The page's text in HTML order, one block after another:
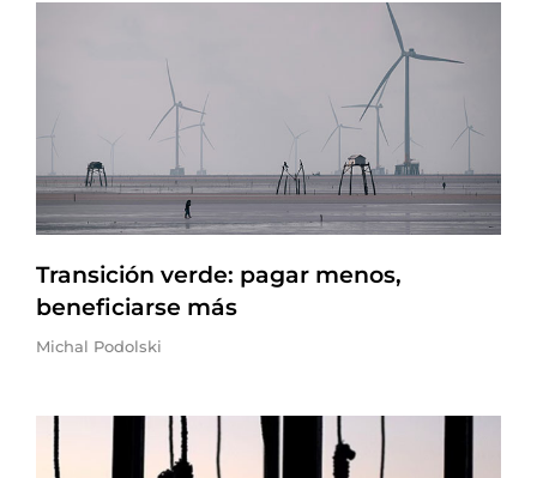
Transición verde: pagar menos,
beneficiarse más
Michal Podolski